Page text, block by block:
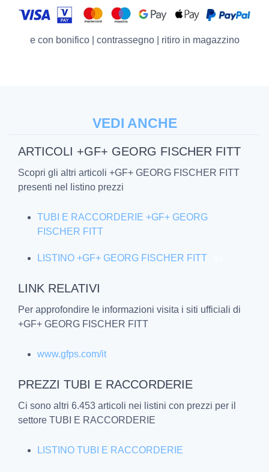
e con bonifico | contrassegno | ritiro in magazzino
VEDI ANCHE
ARTICOLI +GF+ GEORG FISCHER FITT
Scopri gli altri articoli +GF+ GEORG FISCHER FITT
presenti nel listino prezzi
TUBI E RACCORDERIE +GF+ GEORG
FISCHER FITT
LISTINO +GF+ GEORG FISCHER FITT
LINK RELATIVI
Per approfondire le informazioni visita i siti ufficiali di
+GF+ GEORG FISCHER FITT
www.gfps.com/it
PREZZI TUBI E RACCORDERIE
Ci sono altri 6.453 articoli nei listini con prezzi per il
settore TUBI E RACCORDERIE
LISTINO TUBI E RACCORDERIE